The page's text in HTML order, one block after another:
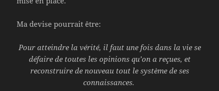
Ma devise pourrait être:
Pour atteindre la vérité, il faut une fois dans la vie se
défaire de toutes les opinions qu’on a reçues, et
reconstruire de nouveau tout le système de ses
connaissances.